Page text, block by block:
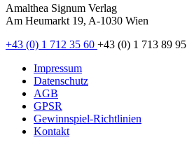
Amalthea Signum Verlag
Am Heumarkt 19, A-1030 Wien
+43 (0) 1 712 35 60 +43 (0) 1 713 89 95
Impressum
Datenschutz
AGB
GPSR
Gewinnspiel-Richtlinien
Kontakt